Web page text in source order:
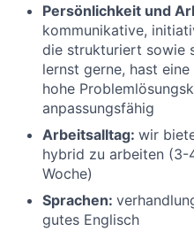
Persönlichkeit und
kommunikative,
die strukturiert sowie
lernst gerne, hast
hohe
anpassungsfähig
Arbeitsalltag: wir
hybrid zu arbeiten (3-
Woche)
Sprachen:
gutes Englisch